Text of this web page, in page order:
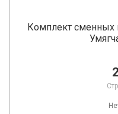
Комплект сменных